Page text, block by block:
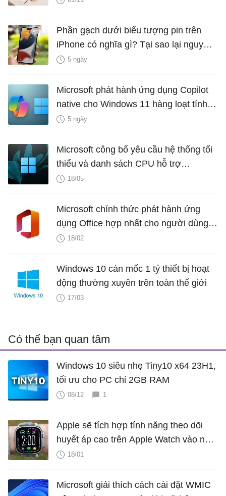
Phần gạch dưới biểu tượng pin trên
iPhone có nghĩa gì? Tại sao lại nguy
hiểm?
5 ngày
Microsoft phát hành ứng dụng Copilot
native cho Windows 11 hàng loạt tính
năng mới Hữu Ích
5 ngày
Microsoft công bố yêu cầu hệ thống tối
thiểu và danh sách CPU hỗ trợ
Windows 11 LTSC 2024
18/05
Microsoft chính thức phát hành ứng
dụng Office hợp nhất cho người dùng
Android
18/02
Windows 10 cán mốc 1 tỷ thiết bị hoạt
động thường xuyên trên toàn thế giới
17/03
Có thể bạn quan tâm
Windows 10 siêu nhẹ Tiny10 x64 23H1,
tối ưu cho PC chỉ 2GB RAM
08/12 1
Apple sẽ tích hợp tính năng theo dõi
huyết áp cao trên Apple Watch vào năm
2025?
18/01
Microsoft giải thích cách cài đặt WMIC